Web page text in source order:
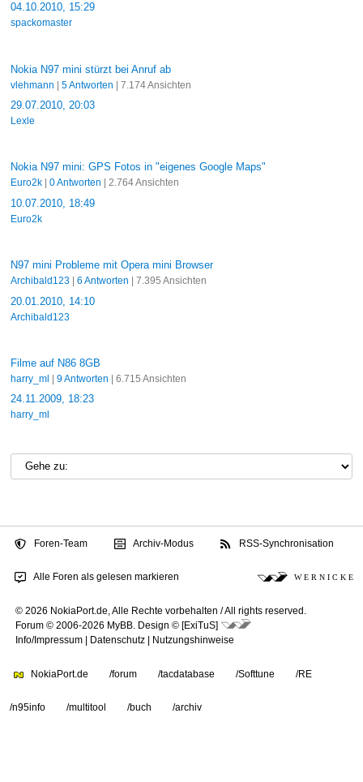
04.10.2010, 15:29
spackomaster
Nokia N97 mini stürzt bei Anruf ab
vlehmann 5 Antworten | 7.174 Ansichten
29.07.2010, 20:03
Lexle
Nokia N97 mini: GPS Fotos in "eigenes Google Maps"
Euro2k| 0 Antworten | 2.764 Ansichten
10.07.2010, 18:49
Euro2k
N97 mini Probleme mit Opera mini Browser
Archibald123| 6 Antworten | 7.395 Ansichten
20.01.2010, 14:10
Archibald123
Filme auf N86 8GB
harry_ml 9 Antworten | 6.715 Ansichten
24.11.2009, 18:23
harry_ml
Foren-Team Archiv-Modus RSS-Synchronisation
Alle Foren als gelesen markieren W E R N I C K E
© 2026 NokiaPort.de, Alle Rechte vorbehalten /All rights reserved.
Forum © 2006-2026 MyBB
Design © [ExiTuS]
Info/Impressum
Datenschutz Nutzungshinweise
NokiaPort.de /forum /tacdatabase /Softtune /RE
/n95info /multitool /buch /archiv